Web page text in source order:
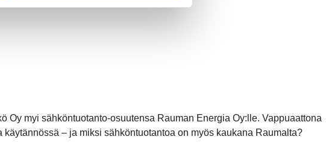
myi sähköntuotanto-osuutensa Rauman Energia Oy:lle. Vappuaattona
– ja miksi sähköntuotantoa on myös kaukana Raumalta?